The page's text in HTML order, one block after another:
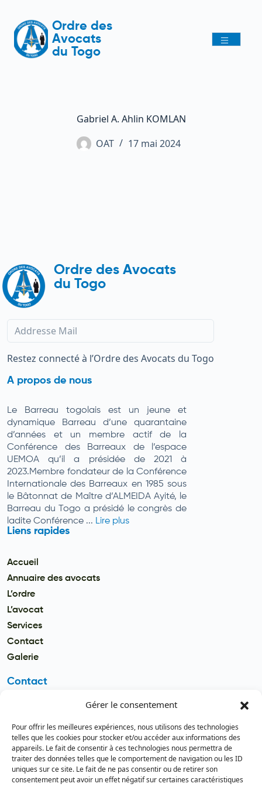
Gérer le consentement
Pour offrir les meilleures expériences, nous utilisons des technologies
telles que les cookies pour stocker et/ou accéder aux informations des
appareils. Le fait de consentir à ces technologies nous permettra de
traiter des données telles que le comportement de navigation ou les ID
uniques sur ce site. Le fait de ne pas consentir ou de retirer son
consentement peut avoir un effet négatif sur certaines caractéristiques
Ordre des
Avocats
du Togo
Gabriel A. Ahlin KOMLAN
OAT
17 mai 2024
Ordre des Avocats
du Togo
Restez connecté à l’Ordre des Avocats du Togo
A propos de nous
Le Barreau togolais est un jeune et
dynamique Barreau d’une quarantaine
d’années et un membre actif de la
Conférence des Barreaux de l’espace
UEMOA qu’il a présidée de 2021 à
2023.Membre fondateur de la Conférence
Internationale des Barreaux en 1985 sous
le Bâtonnat de Maître d’ALMEIDA Ayité, le
Barreau du Togo a présidé le congrès de
ladite Conférence ... Lire plus
Liens rapides
Accueil
Annuaire des avocats
L’ordre
L’avocat
Services
Contact
Galerie
Contact
secretariat.batonnier@barreau
dutogo.tg
Téléphone
(+228) 22 22 08 82 / 93 99 09 35
(+228) 22 21 67 52